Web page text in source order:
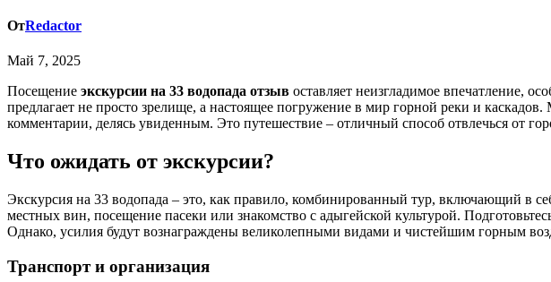
ОтRedactor
Май 7, 2025
Посещение экскурсии на 33 водопада отзыв оставляет неизгладимое впечатление,
предлагает не просто зрелище, а настоящее погружение в мир горной реки и
комментарии, делясь увиденным. Это путешествие – отличный способ отвлечься от
Что ожидать от экскурсии?
Экскурсия на 33 водопада – это, как правило, комбинированный тур, включающий в
местных вин, посещение пасеки или знакомство с адыгейской культурой.
Однако, усилия будут вознаграждены великолепными видами и чистейшим горным
Транспорт и организация